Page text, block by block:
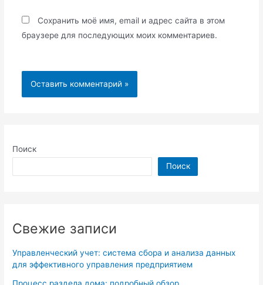
Поиск
Поиск
Свежие записи
Управленческий учет: система сбора и анализа данных
для эффективного управления предприятием
Сохранить моё имя, email и адрес сайта в этом
браузере для последующих моих комментариев.